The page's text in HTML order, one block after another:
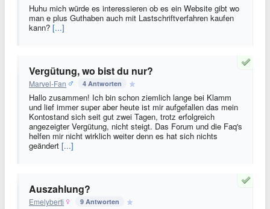
Huhu mich würde es interessieren ob es ein Website gibt wo
man e plus Guthaben auch mit Lastschriftverfahren kaufen
kann? [...]
Vergütung, wo bist du nur?
Marvel-Fan 4 Antworten
Hallo zusammen! Ich bin schon ziemlich lange bei Klamm
und lief immer super aber heute ist mir aufgefallen das mein
Kontostand sich seit gut zwei Tagen, trotz erfolgreich
angezeigter Vergütung, nicht steigt. Das Forum und die Faq's
helfen mir nicht wirklich weiter denn es hat sich nichts
geändert [...]
Auszahlung?
Emelyberti 9 Antworten